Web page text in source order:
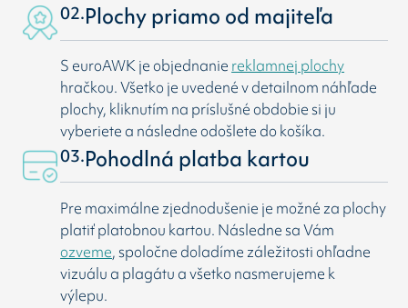
02.Plochy priamo od majiteľa
S euroAWK je objednanie reklamnej plochy
hračkou. Všetko je uvedené v detailnom náhľade
plochy, kliknutím na príslušné obdobie si ju
vyberiete a následne odošlete do košíka.
03.Pohodlná platba kartou
Pre maximálne zjednodušenie je možné za plochy
platiť platobnou kartou. Následne sa Vám
ozveme, spoločne doladíme záležitosti ohľadne
vizuálu a plagátu a všetko nasmerujeme k
výlepu.